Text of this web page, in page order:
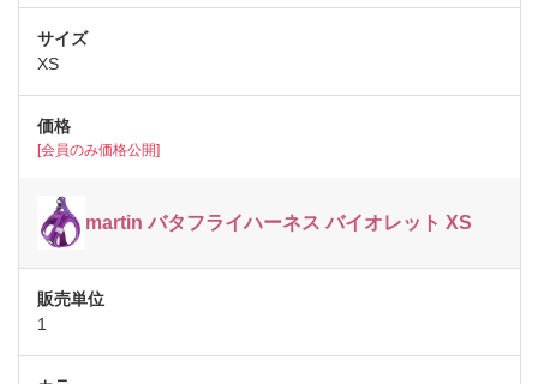
XS
[会員のみ価格公開]
martin バタフライハーネス バイオレット XS
1